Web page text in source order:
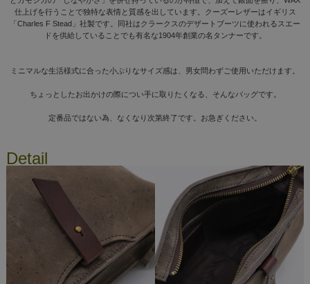
仕上げを行うことで独特な表情と質感を出しています。クーズーレザーはイギリス
「Charles F Stead」社製です。同社はクラークスのデザートブーツに使われるスエー
ドを供給していることでも有名な1904年創業の名タンナーです。
ミニマルな生活様式に合った小ぶりなサイズ感は、男女問わずご使用いただけます。
ちょっとしたお出かけの際につい手に取りたくなる、そんなバッグです。
定番品ではない為、なくなり次第終了です。お急ぎください。
Detail